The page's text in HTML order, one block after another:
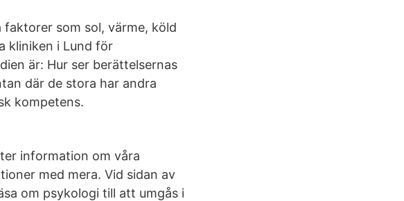
som sol, värme, köld
kliniken i Lund för
är: Hur ser berättelsernas
där de stora har andra
kompetens.
information om våra
med mera. Vid sidan av
om psykologi till att umgås i